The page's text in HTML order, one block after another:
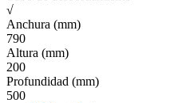
√
Anchura (mm)
790
Altura (mm)
200
Profundidad (mm)
500